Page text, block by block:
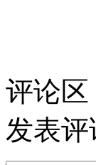
评论区
发表评